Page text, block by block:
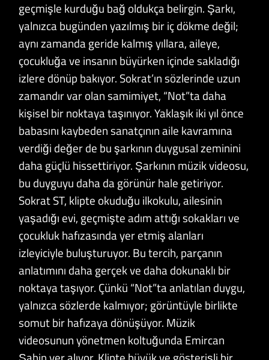
geçmişle kurduğu bağ oldukça belirgin. Şarkı,
yalnızca bugünden yazılmış bir iç dökme değil;
aynı zamanda geride kalmış yıllara, aileye,
çocukluğa ve insanın büyürken içinde sakladığı
izlere dönüp bakıyor. Sokrat’ın sözlerinde uzun
zamandır var olan samimiyet, “Not”ta daha
kişisel bir noktaya taşınıyor. Yaklaşık iki yıl önce
babasını kaybeden sanatçının aile kavramına
verdiği değer de bu şarkının duygusal zeminini
daha güçlü hissettiriyor. Şarkının müzik videosu,
bu duyguyu daha da görünür hale getiriyor.
Sokrat ST, klipte okuduğu ilkokulu, ailesinin
yaşadığı evi, geçmişte adım attığı sokakları ve
çocukluk hafızasında yer etmiş alanları
izleyiciyle buluşturuyor. Bu tercih, parçanın
anlatımını daha gerçek ve daha dokunaklı bir
noktaya taşıyor. Çünkü “Not”ta anlatılan duygu,
yalnızca sözlerde kalmıyor; görüntüyle birlikte
somut bir hafızaya dönüşüyor. Müzik
videosunun yönetmen koltuğunda Emircan